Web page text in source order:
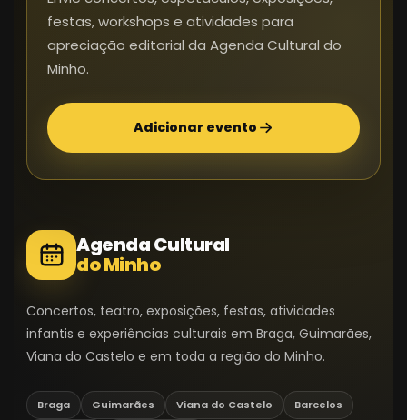
festas, workshops e atividades para
apreciação editorial da Agenda Cultural do
Minho.
Adicionar evento
Agenda Cultural
do Minho
Concertos, teatro, exposições, festas, atividades
infantis e experiências culturais em Braga, Guimarães,
Viana do Castelo e em toda a região do Minho.
Braga Guimarães Viana do Castelo
Barcelos